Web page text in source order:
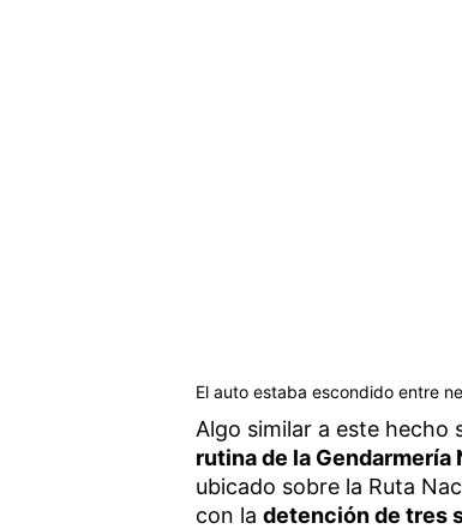
El auto estaba escondido entre
Algo similar a este hecho
rutina de la Gendarmería
ubicado sobre la Ruta
con la detención de tres